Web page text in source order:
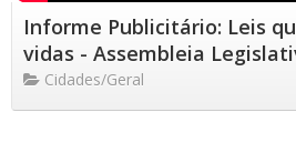
Informe Publicitário: Leis
vidas - Assembleia
Cidades/Geral